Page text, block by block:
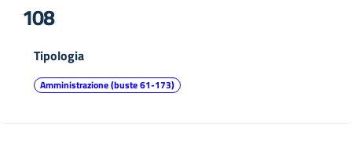
108
Tipologia
Amministrazione (buste 61-173)